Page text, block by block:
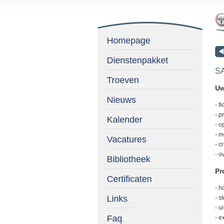
Homepage
Dienstenpakket
Troeven
Nieuws
Kalender
Vacatures
Bibliotheek
Certificaten
Links
Faq
-
-
-
-
-
-
-
-
-
-